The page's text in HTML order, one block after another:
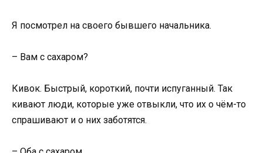
Я посмотрел на своего бывшего начальника.
– Вам с сахаром?
Кивок. Быстрый, короткий, почти испуганный. Так
кивают люди, которые уже отвыкли, что их о чём-то
спрашивают и о них заботятся.